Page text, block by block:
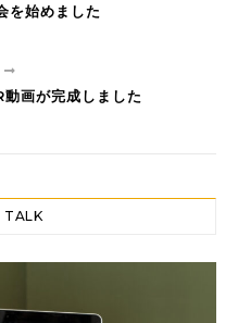
を始めました
画が完成しました
TALK